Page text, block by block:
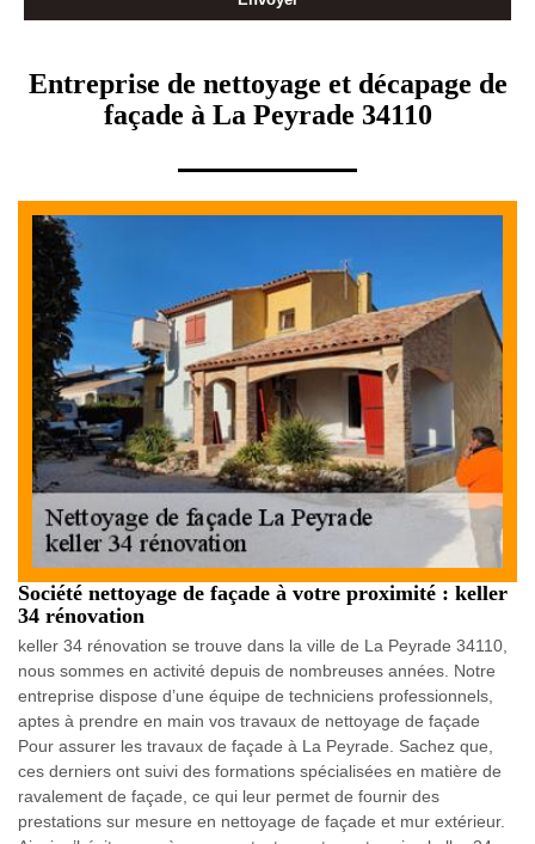
Entreprise de nettoyage et décapage de
façade à La Peyrade 34110
Société nettoyage de façade à votre proximité : keller
34 rénovation
keller 34 rénovation se trouve dans la ville de La Peyrade 34110,
nous sommes en activité depuis de nombreuses années. Notre
entreprise dispose d’une équipe de techniciens professionnels,
aptes à prendre en main vos travaux de nettoyage de façade
Pour assurer les travaux de façade à La Peyrade. Sachez que,
ces derniers ont suivi des formations spécialisées en matière de
ravalement de façade, ce qui leur permet de fournir des
prestations sur mesure en nettoyage de façade et mur extérieur.